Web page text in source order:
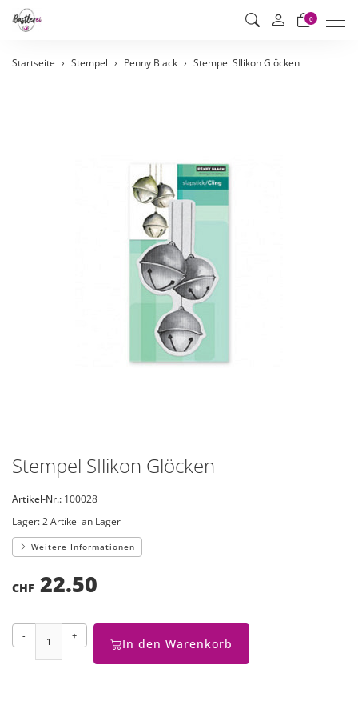
0
Startseite Stempel Penny Black Stempel SIlikon Glöcken
Stempel SIlikon Glöcken
Artikel-Nr.: 100028
Lager:2 Artikel an Lager
Weitere Informationen
CHF 22.50
- +
In den Warenkorb